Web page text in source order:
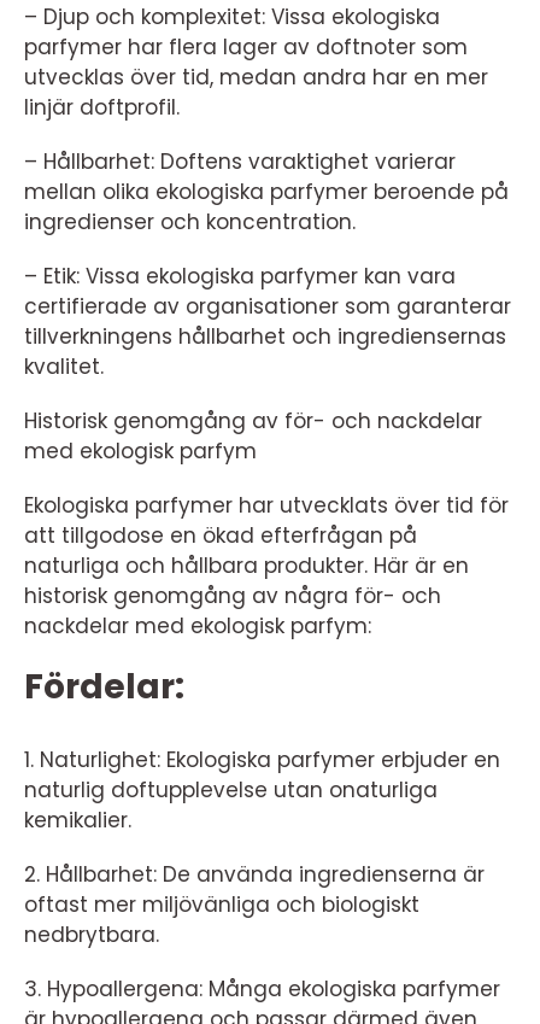
– Djup och komplexitet: Vissa ekologiska
parfymer har flera lager av doftnoter som
utvecklas över tid, medan andra har en mer
linjär doftprofil.
– Hållbarhet: Doftens varaktighet varierar
mellan olika ekologiska parfymer beroende på
ingredienser och koncentration.
– Etik: Vissa ekologiska parfymer kan vara
certifierade av organisationer som garanterar
tillverkningens hållbarhet och ingrediensernas
kvalitet.
Historisk genomgång av för- och nackdelar
med ekologisk parfym
Ekologiska parfymer har utvecklats över tid för
att tillgodose en ökad efterfrågan på
naturliga och hållbara produkter. Här är en
historisk genomgång av några för- och
nackdelar med ekologisk parfym:
Fördelar:
1. Naturlighet: Ekologiska parfymer erbjuder en
naturlig doftupplevelse utan onaturliga
kemikalier.
2. Hållbarhet: De använda ingredienserna är
oftast mer miljövänliga och biologiskt
nedbrytbara.
3. Hypoallergena: Många ekologiska parfymer